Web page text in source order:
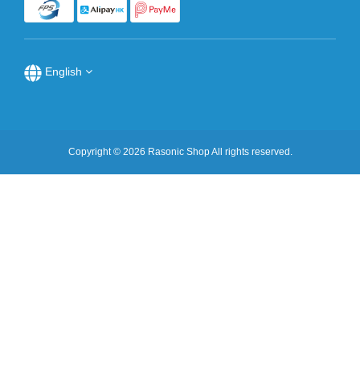
English
Copyright © 2026 Rasonic Shop All rights reserved.